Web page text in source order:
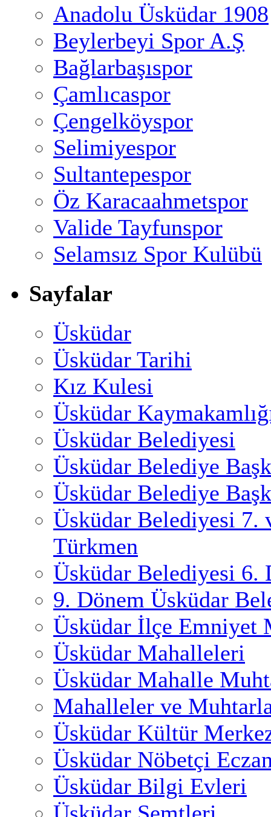
Anadolu Üsküdar 1908
Beylerbeyi Spor A.Ş
Bağlarbaşıspor
Çamlıcaspor
Çengelköyspor
Selimiyespor
Sultantepespor
Öz Karacaahmetspor
Valide Tayfunspor
Selamsız Spor Kulübü
Sayfalar
Üsküdar
Üsküdar Tarihi
Kız Kulesi
Üsküdar
Üsküdar Belediyesi
Üsküdar Belediye
Üsküdar Belediye
Üsküdar Belediyesi 7.
Türkmen
Üsküdar Belediyesi 6.
9. Dönem Üsküdar
Üsküdar İlçe Emniyet
Üsküdar Mahalleleri
Üsküdar Mahalle
Mahalleler ve
Üsküdar Kültür
Üsküdar Nöbetçi
Üsküdar Bilgi Evleri